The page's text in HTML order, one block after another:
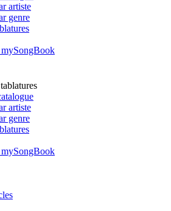
artiste
genre
artiste
genre